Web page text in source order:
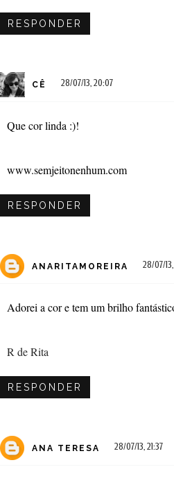
RESPONDER
CÊ 28/07/13, 20:07
Que cor linda :)!
www.semjeitonenhum.com
RESPONDER
ANARITAMOREIRA 28/07/
Adorei a cor e tem um brilho
R de Rita
RESPONDER
ANA TERESA 28/07/13, 21:37